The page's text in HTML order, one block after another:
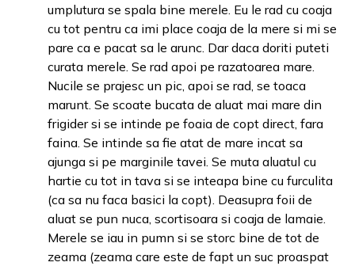
umplutura se spala bine merele. Eu le rad cu coaja
cu tot pentru ca imi place coaja de la mere si mi se
pare ca e pacat sa le arunc. Dar daca doriti puteti
curata merele. Se rad apoi pe razatoarea mare.
Nucile se prajesc un pic, apoi se rad, se toaca
marunt. Se scoate bucata de aluat mai mare din
frigider si se intinde pe foaia de copt direct, fara
faina. Se intinde sa fie atat de mare incat sa
ajunga si pe marginile tavei. Se muta aluatul cu
hartie cu tot in tava si se inteapa bine cu furculita
(ca sa nu faca basici la copt). Deasupra foii de
aluat se pun nuca, scortisoara si coaja de lamaie.
Merele se iau in pumn si se storc bine de tot de
zeama (zeama care este de fapt un suc proaspat